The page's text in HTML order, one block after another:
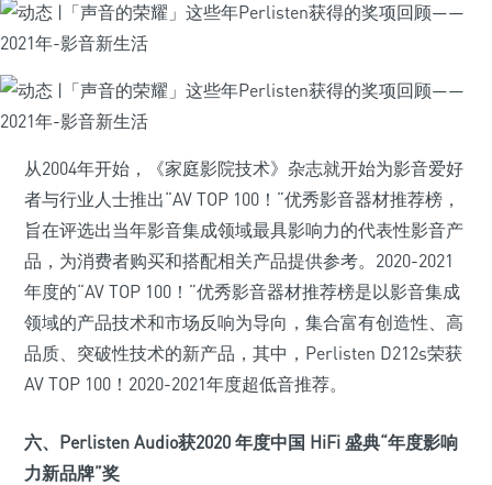
从2004年开始，《家庭影院技术》杂志就开始为影音爱好
者与行业人士推出“AV TOP 100！”优秀影音器材推荐榜，
旨在评选出当年影音集成领域最具影响力的代表性影音产
品，为消费者购买和搭配相关产品提供参考。2020-2021
年度的“AV TOP 100！”优秀影音器材推荐榜是以影音集成
领域的产品技术和市场反响为导向，集合富有创造性、高
品质、突破性技术的新产品，其中，Perlisten D212s荣获
AV TOP 100！2020-2021年度超低音推荐。
六、Perlisten Audio获2020 年度中国 HiFi 盛典“年度影响
力新品牌”奖